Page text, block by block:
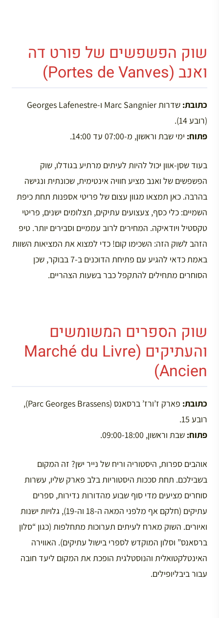
שוק הפשפשים של פורט דה
ואנב (Portes de Vanves)
כתובת:
שדרות Marc Sangnier ו-Georges Lafenestre
(רובע 14).
פתוח: ימי שבת וראשון, מ-07:00 עד 14:00.
בעוד שסן-אוון יכול להיות לעיתים מרתיע בגודלו, שוק
הפשפשים של ואנב מציע חוויה אינטימית, שכונתית ונגישה
בהרבה. כאן תמצאו מגוון עצום של פריטי אספנות תחת כיפת
השמיים: כלי כסף, צעצועים עתיקים, תצלומים ישנים, פריטי
טקסטיל ויודאיקה. המחירים לרוב עממיים וסבירים יותר. טיפ
הזהב לשוק הזה: השכימו קום! כדי למצוא את המציאות השוות
באמת כדאי להגיע עם פתיחת הדוכנים ב-7 בבוקר, שכן
הסוחרים מתחילים להתקפל כבר בשעות הצהריים.
שוק הספרים המשומשים
והעתיקים (Marché du Livre
Ancien)
כתובת:
פארק ז’ורז’ ברסאנס (Parc Georges Brassens),
רובע 15.
פתוח: שבת וראשון, 09:00-18:00.
אוהבים ספרות, היסטוריה וריח של נייר ישן? זה המקום
בשבילכם. תחת סככות היסטוריות בלב פארק שליו, עשרות
סוחרים מציעים מדי סוף שבוע מהדורות נדירות, ספרים
עתיקים (חלקם אף מלפני המאה ה-18 וה-19), גלויות ישנות
ואיורים. השוק מארח לעיתים תערוכות מתחלפות (כגון “סלון
ברסאנס” וסלון המוקדש לספרי בישול עתיקים). האווירה
האינטלקטואלית והנוסטלגית הופכת את המקום ליעד חובה
עבור ביבליופילים.